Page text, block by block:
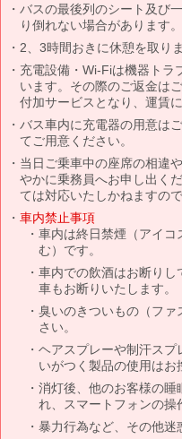
バスの最後列のシート及び
り倒れない場合があります。
2、3時間おきに休憩を取りま
充電設備・Wi-Fiは機器トラ
います。その際のご返金は
付加サービスとなり、運賃
バス車内に充電器の用意は
てご用意ください。
当日ご乗車中の座席の相違
やかに乗務員へお申し出く
ては対応いたしかねますの
車内禁止事項
車内は終日禁煙（アイコ
む）です。
車内での飲酒はお断り
車もお断りいたします。
臭いのきついもの（フ
さい。
ヘアスプレーや制汗スプ
いがつく製品の使用はお
消灯後、他のお客様の
れ、スマートフォンの操
暴力行為など、その他迷